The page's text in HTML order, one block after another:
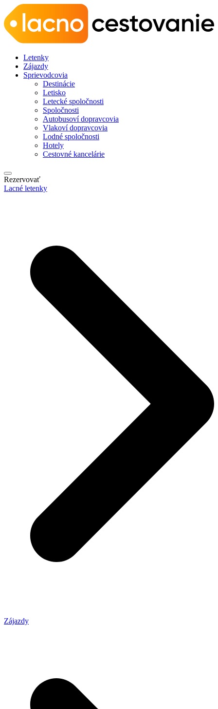
Letenky
Zájazdy
Sprievodcovia
Destinácie
Letisko
Letecké spoločnosti
Spoločnosti
Autobusoví dopravcovia
Vlakoví dopravcovia
Lodné spoločnosti
Hotely
Cestovné kancelárie
Rezervovať
Lacné letenky
Zájazdy